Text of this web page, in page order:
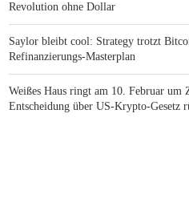
Revolution ohne Dollar
Saylor bleibt cool: Strategy trotzt
Refinanzierungs-Masterplan
Weißes Haus ringt am 10. Februar um
Entscheidung über US-Krypto-Gesetz